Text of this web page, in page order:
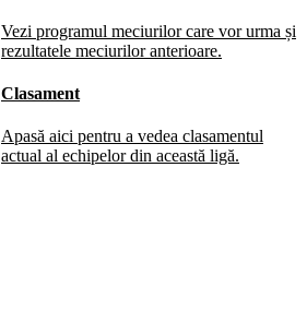
Vezi programul meciurilor care vor urma și
rezultatele meciurilor anterioare.
Clasament
Apasă aici pentru a vedea clasamentul
actual al echipelor din această ligă.